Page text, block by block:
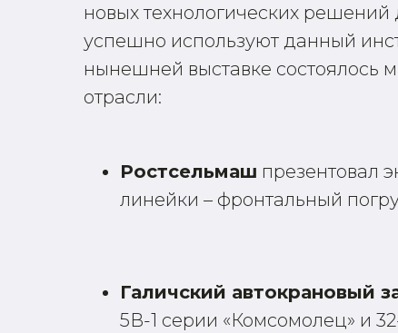
новых технологических
успешно используют данный
нынешней выставке состоялось
отрасли:
Ростсельмаш презентовал
линейки – фронтальный
Галичский автокрановый
5В-1 серии «Комсомолец» и